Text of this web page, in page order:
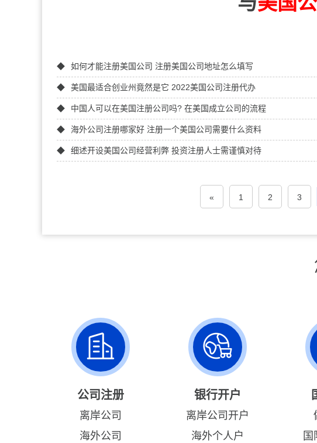
如何才能注册美国公司 注册美国公司地址怎么填写
美国最适合创业州竟然是它 2022美国公司注册代办
中国人可以在美国注册公司吗? 在美国成立公司的流程
海外公司注册哪家好 注册一个美国公司需要什么资料
细述开设美国公司经营利弊 投资注册人士需谨慎对待
« 1 2 3
公司注册
离岸公司
海外公司
银行开户
离岸公司开户
海外个人户
国